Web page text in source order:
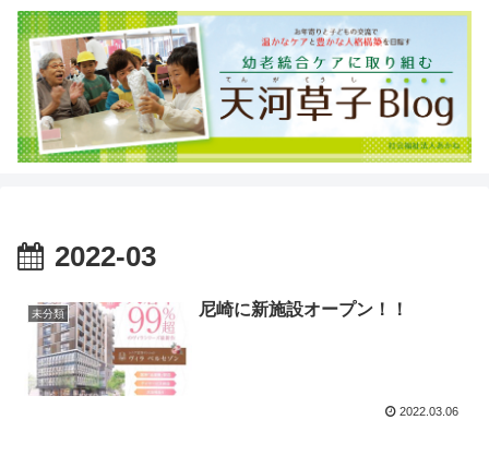
2022-03
未分類 尼崎に新施設オープン！！
2022.03.06